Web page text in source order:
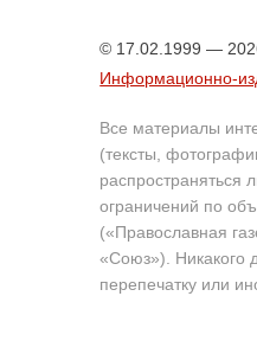
© 17.02.1999 —
Информационно-
Все материалы
(тексты,
распространяться
ограничений по
(«Православная
«Союз»). Никакого
перепечатку или